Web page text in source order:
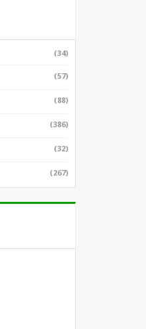
(34)
(57)
(88)
(386)
(32)
(267)